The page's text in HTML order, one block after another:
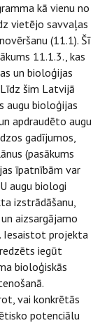
kā vienu no
vietējo savvaļas
(11.1). Šī
11.1.3., kas
un bioloģijas
šim Latvijā
augu bioloģijas
apdraudēto augu
gadījumos,
(pasākums
īpatnībām var
augu biologi
izstrādāšanu,
aizsargājamo
Iesaistot projekta
iegūt
bioloģiskās
vai konkrētās
potenciālu